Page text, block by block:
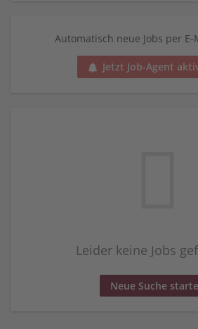
Automatisch neue Jobs per
Jetzt Job-Agent
Leider keine Jobs
Neue Suche